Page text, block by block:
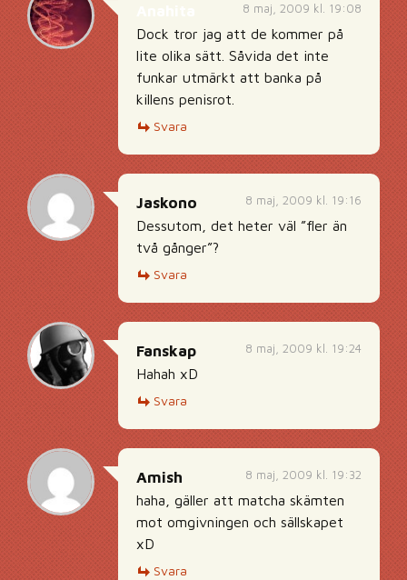
8 maj, 2009 kl. 19:08
Dock tror jag att de kommer på
lite olika sätt. Såvida det inte
funkar utmärkt att banka på
killens penisrot.
Svara
8 maj, 2009 kl. 19:16
Jaskono
Dessutom, det heter väl ”fler än
två gånger”?
Svara
8 maj, 2009 kl. 19:24
Fanskap
Hahah xD
Svara
8 maj, 2009 kl. 19:32
Amish
haha, gäller att matcha skämten
mot omgivningen och sällskapet
xD
Svara